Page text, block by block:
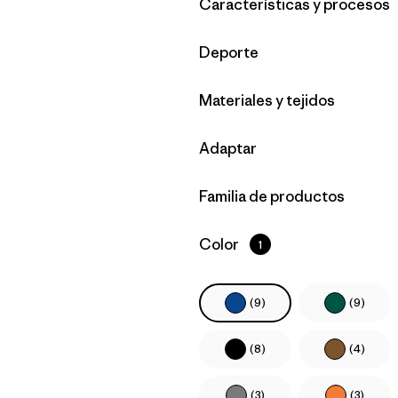
Características y procesos
Filtrar por
Deporte
Filtrar por
Materiales y tejidos
Filtrar por
Adaptar
Filtrar por
Familia de productos
Filtrar por
Color 1
(9) (9)
(8) (4)
(3) (3)